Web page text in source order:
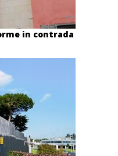
in contrada